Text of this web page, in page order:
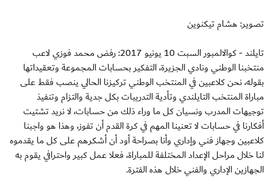
تصوير: هشام تيكنوين
تايلند - كوالالمبور السبت 10 يونيو 2017: رفض محمد فوزي لاعب
منتخبنا الوطني ونادي الجزيرة، التفكير بحسابات المجموعة وتعقيداتها
بقوله، نحن كلاعبين في المنتخب الوطني تركيزنا الحالي ينصب فقط على
مباراة المنتخب التايلندي وتأدية التدريبات بكل جدية والتزام وتنفيذ
توجيهات المدرب ونسيان كل ما وراء ذلك من حسابات، لا نريد تشتيت
أفكارنا في حسابات لا تعنينا المهم في كرة القدم أن تفوز، وهذا هو واجبنا
كلاعبين وجهاز فني وإداري وأنا بصراحة أود أن أشكرهم على كل ما يقدموه
لنا خلال مراحل الإعداد المختلفة للمباراة، فعلا عمل كبير واحترافي يقوم به
الجهازين الإداري والفني خلال هذه الفترة.